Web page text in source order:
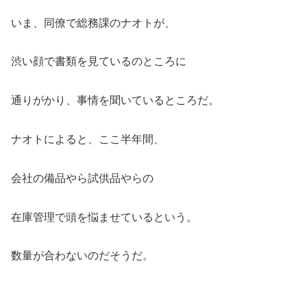
いま、同僚で総務課のナオトが、
渋い顔で書類を見ているのところに
通りがかり、事情を聞いているところだ。
ナオトによると、ここ半年間、
会社の備品やら試供品やらの
在庫管理で頭を悩ませているという。
数量が合わないのだそうだ。